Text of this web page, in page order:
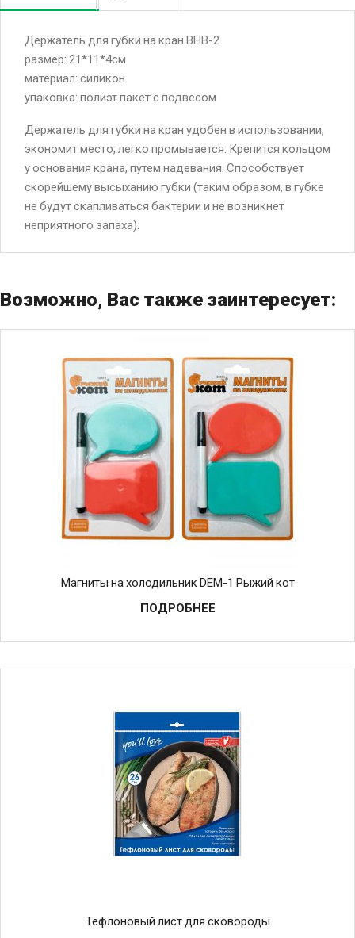
Держатель для губки на кран BHB-2
размер: 21*11*4см
материал: силикон
упаковка: полиэт.пакет с подвесом
Держатель для губки на кран удобен в использовании,
экономит место, легко промывается. Крепится кольцом
у основания крана, путем надевания. Способствует
скорейшему высыханию губки (таким образом, в губке
не будут скапливаться бактерии и не возникнет
неприятного запаха).
Возможно, Вас также заинтересует:
Магниты на холодильник DEM-1 Рыжий кот
ПОДРОБНЕЕ
Тефлоновый лист для сковороды